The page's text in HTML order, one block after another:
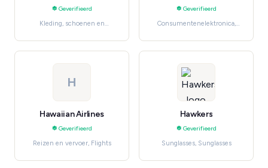
Geverifieerd
Kleding, schoenen en
Fashion
Geverifieerd
Consumentenelektronica,
H
Hawaiian Airlines
Geverifieerd
Reizen en vervoer, Flights
Hawkers
Geverifieerd
Sunglasses, Sunglasses